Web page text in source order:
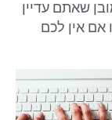
שאתם עדיין
אם אין לכם